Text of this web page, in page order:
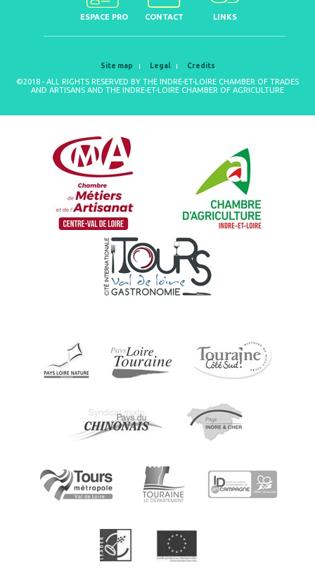
ESPACE PRO CONTACT LINKS
Site map Legal Credits
©2018 - ALL RIGHTS RESERVED BY THE INDRE-ET-LOIRE CHAMBER OF TRADES
AND ARTISANS AND THE INDRE-ET-LOIRE CHAMBER OF AGRICULTURE